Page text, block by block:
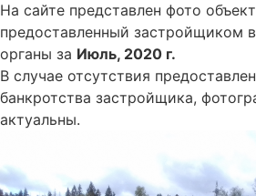
На сайте представлен фото
предоставленный застройщиком
органы за Июль, 2020 г.
В случае отсутствия
банкротства застройщика,
актуальны.